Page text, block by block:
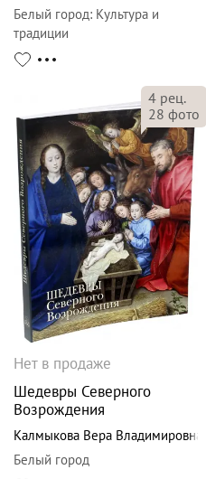
Белый город: Культура и
традиции
4 рец.
28 фото
Нет в продаже
Шедевры Северного
Возрождения
Калмыкова Вера Владимировна
Белый город